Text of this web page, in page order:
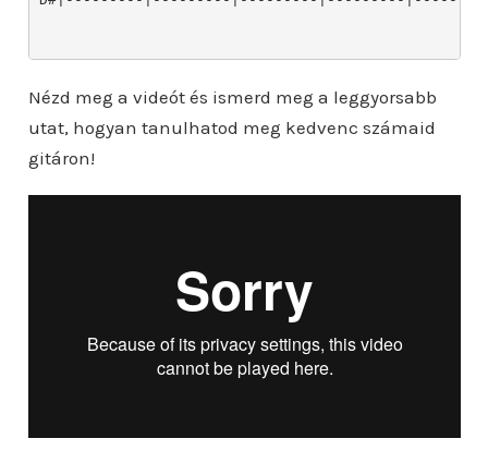
Nézd meg a videót és ismerd meg a leggyorsabb
utat, hogyan tanulhatod meg kedvenc számaid
gitáron!